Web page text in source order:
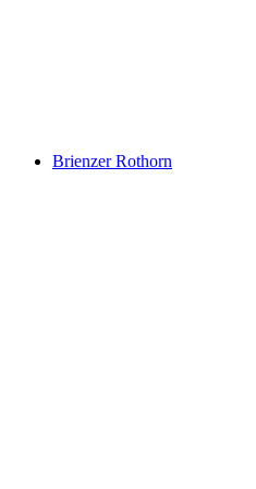
Brienzer Rothorn